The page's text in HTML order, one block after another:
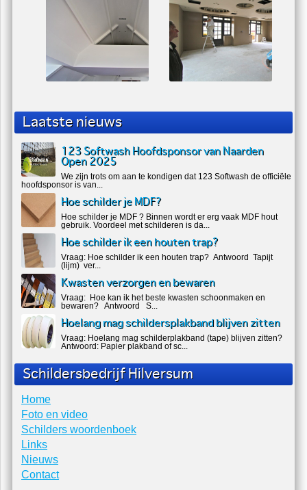
Laatste nieuws
123 Softwash Hoofdsponsor van Naarden
Open 2025
We zijn trots om aan te kondigen dat 123 Softwash de officiële
hoofdsponsor is van...
Hoe schilder je MDF?
Hoe schilder je MDF ? Binnen wordt er erg vaak MDF hout
gebruik. Voordeel met schilderen is da...
Hoe schilder ik een houten trap?
Vraag: Hoe schilder ik een houten trap? Antwoord Tapijt
(lijm) ver...
Kwasten verzorgen en bewaren
Vraag: Hoe kan ik het beste kwasten schoonmaken en
bewaren? Antwoord S...
Hoelang mag schildersplakband blijven zitten
Vraag: Hoelang mag schilderplakband (tape) blijven zitten?
Antwoord: Papier plakband of sc...
Schildersbedrijf Hilversum
Home
Foto en video
Schilders woordenboek
Links
Nieuws
Contact